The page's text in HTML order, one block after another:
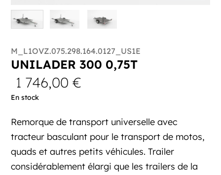
M_L1OVZ.075.298.164.0127_US1E
UNILADER 300 0,75T
1 746,00€
En stock
Remorque de transport universelle avec
tracteur basculant pour le transport de motos,
quads et autres petits véhicules. Trailer
considérablement élargi que les trailers de la